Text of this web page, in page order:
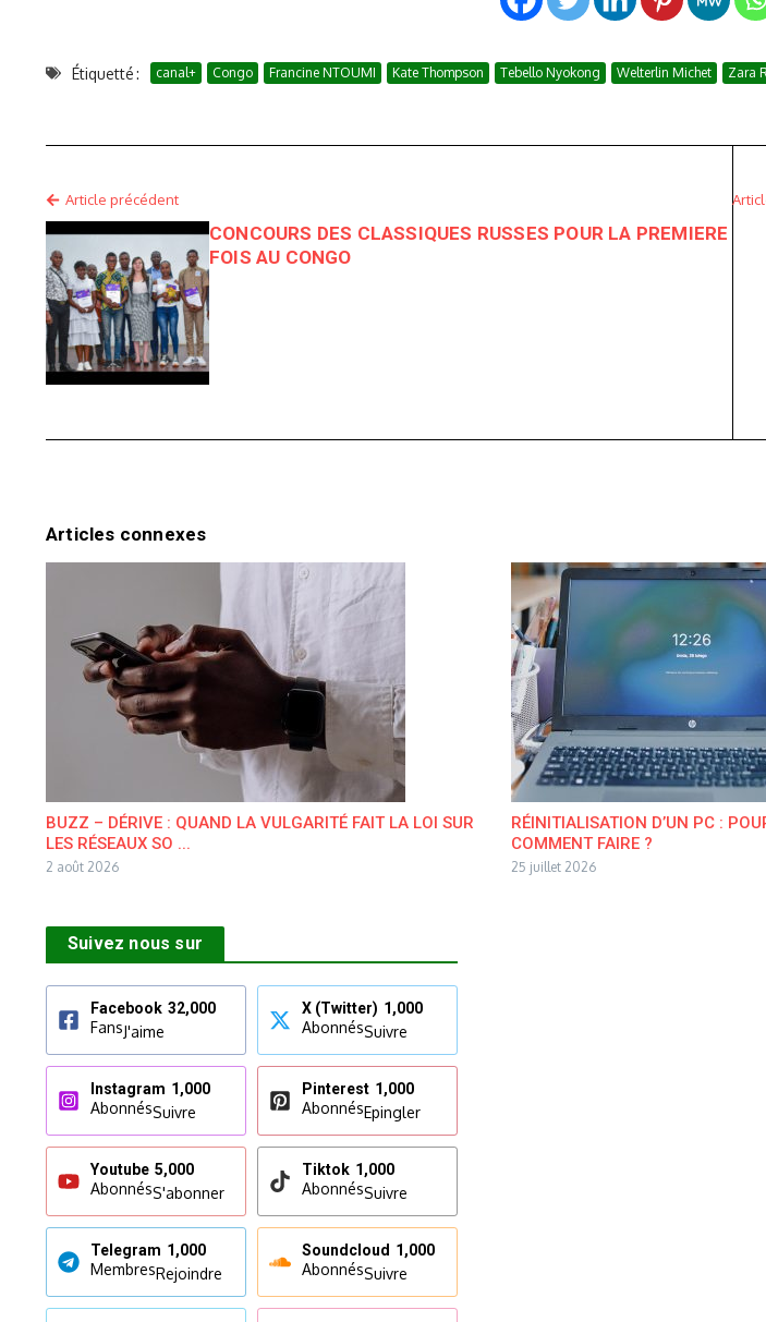
Étiquetté : canal+ Congo Francine NTOUMI Kate Thompson Tebello Nyokong Welterlin Michet Zara
Article précédent
CONCOURS DES CLASSIQUES RUSSES POUR LA PREMIERE
FOIS AU CONGO
Articles connexes
BUZZ – DÉRIVE : QUAND LA VULGARITÉ FAIT LA LOI SUR
LES RÉSEAUX SO ...
2 août 2026
RÉINITIALISATION D’UN PC :
COMMENT FAIRE ?
25 juillet 2026
Suivez nous sur
Facebook 32,000
FansJ'aime
X (Twitter) 1,000
AbonnésSuivre
Instagram 1,000
AbonnésSuivre
Pinterest 1,000
AbonnésEpingler
Youtube 5,000
AbonnésS'abonner
Tiktok 1,000
AbonnésSuivre
Telegram 1,000
MembresRejoindre
Soundcloud 1,000
AbonnésSuivre